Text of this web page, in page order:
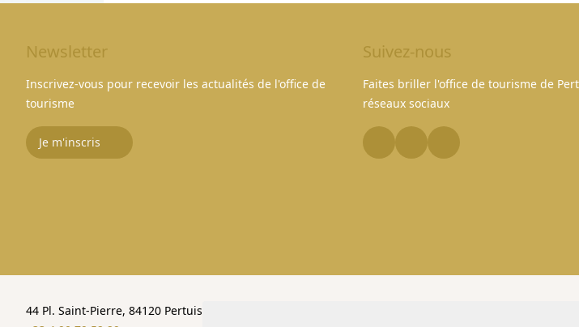
Newsletter
Inscrivez-vous pour recevoir les actualités de l'office de
tourisme
Je m'inscris
Suivez-nous
Faites briller l'office de tourisme de
réseaux sociaux
44 Pl. Saint-Pierre, 84120 Pertuis